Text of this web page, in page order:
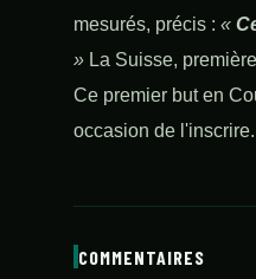
mesurés, précis : «
» La Suisse,
Ce premier but en
occasion de l'inscrire.
COMMENTAIRES